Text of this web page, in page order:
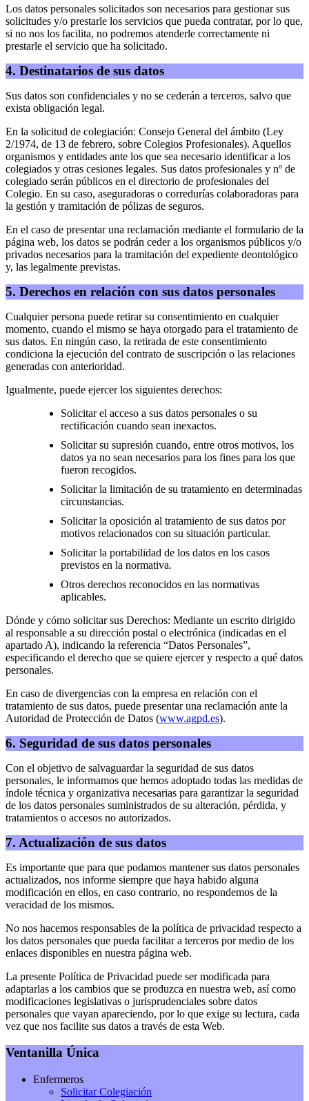
Los datos personales solicitados son necesarios para gestionar sus
solicitudes y/o prestarle los servicios que pueda contratar, por lo que,
si no nos los facilita, no podremos atenderle correctamente ni
prestarle el servicio que ha solicitado.
4. Destinatarios de sus datos
Sus datos son confidenciales y no se cederán a terceros, salvo que
exista obligación legal.
En la solicitud de colegiación: Consejo General del ámbito (Ley
2/1974, de 13 de febrero, sobre Colegios Profesionales). Aquellos
organismos y entidades ante los que sea necesario identificar a los
colegiados y otras cesiones legales. Sus datos profesionales y nº de
colegiado serán públicos en el directorio de profesionales del
Colegio. En su caso, aseguradoras o corredurías colaboradoras para
la gestión y tramitación de pólizas de seguros.
En el caso de presentar una reclamación mediante el formulario de la
página web, los datos se podrán ceder a los organismos públicos y/o
privados necesarios para la tramitación del expediente deontológico
y, las legalmente previstas.
5. Derechos en relación con sus datos personales
Cualquier persona puede retirar su consentimiento en cualquier
momento, cuando el mismo se haya otorgado para el tratamiento de
sus datos. En ningún caso, la retirada de este consentimiento
condiciona la ejecución del contrato de suscripción o las relaciones
generadas con anterioridad.
Igualmente, puede ejercer los siguientes derechos:
Solicitar el acceso a sus datos personales o su
rectificación cuando sean inexactos.
Solicitar su supresión cuando, entre otros motivos, los
datos ya no sean necesarios para los fines para los que
fueron recogidos.
Solicitar la limitación de su tratamiento en determinadas
circunstancias.
Solicitar la oposición al tratamiento de sus datos por
motivos relacionados con su situación particular.
Solicitar la portabilidad de los datos en los casos
previstos en la normativa.
Otros derechos reconocidos en las normativas
aplicables.
Dónde y cómo solicitar sus Derechos: Mediante un escrito dirigido
al responsable a su dirección postal o electrónica (indicadas en el
apartado A), indicando la referencia “Datos Personales”,
especificando el derecho que se quiere ejercer y respecto a qué datos
personales.
En caso de divergencias con la empresa en relación con el
tratamiento de sus datos, puede presentar una reclamación ante la
Autoridad de Protección de Datos (www.agpd.es).
6. Seguridad de sus datos personales
Con el objetivo de salvaguardar la seguridad de sus datos
personales, le informamos que hemos adoptado todas las medidas de
índole técnica y organizativa necesarias para garantizar la seguridad
de los datos personales suministrados de su alteración, pérdida, y
tratamientos o accesos no autorizados.
7. Actualización de sus datos
Es importante que para que podamos mantener sus datos personales
actualizados, nos informe siempre que haya habido alguna
modificación en ellos, en caso contrario, no respondemos de la
veracidad de los mismos.
No nos hacemos responsables de la política de privacidad respecto a
los datos personales que pueda facilitar a terceros por medio de los
enlaces disponibles en nuestra página web.
La presente Política de Privacidad puede ser modificada para
adaptarlas a los cambios que se produzca en nuestra web, así como
modificaciones legislativas o jurisprudenciales sobre datos
personales que vayan apareciendo, por lo que exige su lectura, cada
vez que nos facilite sus datos a través de esta Web.
Ventanilla Única
Enfermeros
Solicitar Colegiación